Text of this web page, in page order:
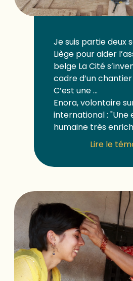
Je suis partie deux
Liège pour aider
belge La Cité
cadre d’un
C’est une ...
Enora, volontaire
international : "Une
humaine très
Lire le